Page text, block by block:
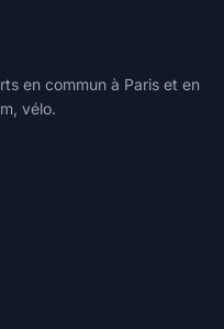
en commun à Paris et en
vélo.